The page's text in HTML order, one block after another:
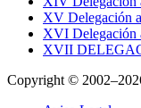
XV Delegación
XVI Delegación
XVII
Copyright ©